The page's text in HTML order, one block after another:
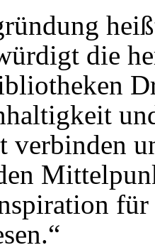
die
verbinden
für